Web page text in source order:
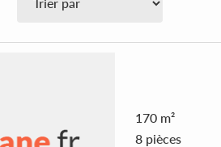
170 m²
8 pièces